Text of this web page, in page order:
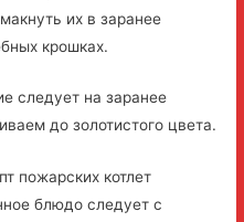
их в заранее
крошках.
следует на заранее
до золотистого цвета.
пожарских котлет
блюдо следует с